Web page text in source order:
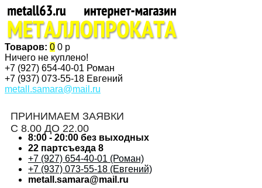
Товаров: 0 0 р
Ничего не куплено!
+7 (927) 654-40-01 Роман
+7 (937) 073-55-18 Евгений
metall.samara@mail.ru
ПРИНИМАЕМ ЗАЯВКИ
С 8.00 ДО 22.00
8:00 - 20:00 без выходных
22 партсъезда 8
+7 (927) 654-40-01 (Роман)
+7 (937) 073-55-18 (Евгений)
metall.samara@mail.ru